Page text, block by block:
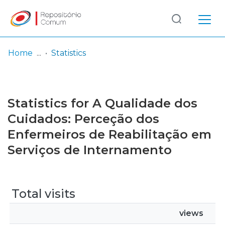
Browse repository
Entities
Log
In
(current)
Home Statistics
Statistics for A Qualidade dos
Cuidados: Perceção dos
Enfermeiros de Reabilitação em
Serviços de Internamento
Total visits
views